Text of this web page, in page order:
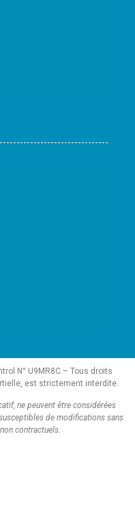
N° U9MR8C – Tous droits
est strictement interdite.
ne peuvent être considérées
de modifications sans
contractuels.